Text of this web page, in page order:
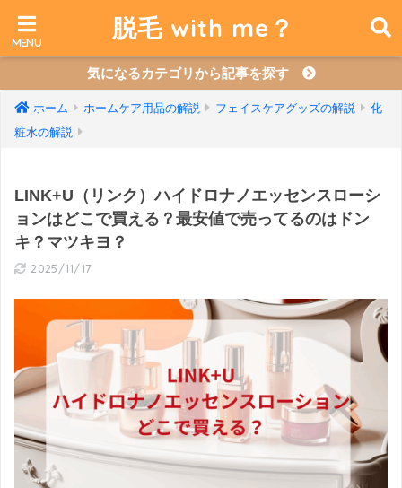
脱毛 with me？
気になるカテゴリから記事を探す
ホーム ホームケア用品の解説 フェイスケアグッズの解説
化
粧水の解説
LINK+U（リンク）ハイドロナノエッセンスローシ
ョンはどこで買える？最安値で売ってるのはドン
キ？マツキヨ？
2025/11/17